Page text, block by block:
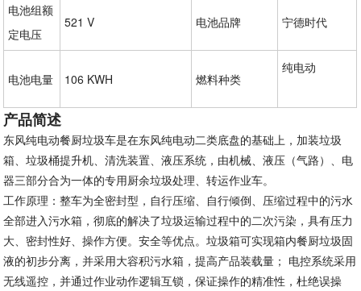
电池组额
定电压
521 V 电池品牌 宁德时代
电池电量 106 KWH 燃料种类
纯电动
产品简述
东风纯电动餐厨垃圾车是在东风纯电动二类底盘的基础上，加装垃圾
箱、垃圾桶提升机、清洗装置、液压系统，由机械、液压（气路）、电
器三部分合为一体的专用厨余垃圾处理、转运作业车。
工作原理：整车为全密封型，自行压缩、自行倾倒、压缩过程中的污水
全部进入污水箱，彻底的解决了垃圾运输过程中的二次污染，具有压力
大、密封性好、操作方便。安全等优点。垃圾箱可实现箱内餐厨垃圾固
液的初步分离，并采用大容积污水箱，提高产品装载量； 电控系统采用
无线遥控，并通过作业动作逻辑互锁，保证操作的精准性，杜绝误操